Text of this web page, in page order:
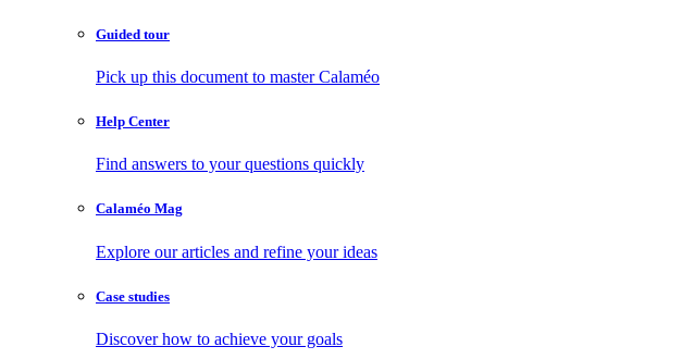
Guided tour
Pick up this document to master Calaméo
Help Center
Find answers to your questions quickly
Calaméo Mag
Explore our articles and refine your ideas
Case studies
Discover how to achieve your goals